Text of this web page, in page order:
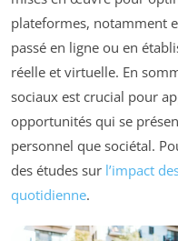
plateformes, notamment
passé en ligne ou en
réelle et virtuelle. En
sociaux est crucial pour
opportunités qui se
personnel que sociétal.
des études sur l’impact
quotidienne.